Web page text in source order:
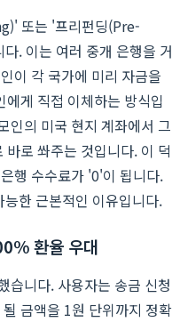
또는 '프리펀딩(Pre-
. 이는 여러 중개 은행을 거
이 각 국가에 미리 자금을
게 직접 이체하는 방식입
인의 미국 현지 계좌에서 그
로 쏴주는 것입니다. 이 덕
행 수수료가 '0'이 됩니다.
능한 근본적인 이유입니다.
환율 우대
습니다. 사용자는 송금 신청
금액을 1원 단위까지 정확